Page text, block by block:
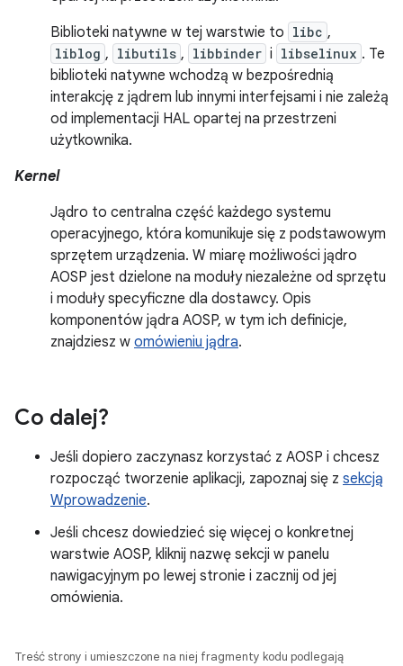
Biblioteki natywne w tej warstwie to libc ,
liblog , libutils , libbinder i libselinux . Te
biblioteki natywne wchodzą w bezpośrednią
interakcję z jądrem lub innymi interfejsami i nie zależą
od implementacji HAL opartej na przestrzeni
użytkownika.
Kernel
Jądro to centralna część każdego systemu
operacyjnego, która komunikuje się z podstawowym
sprzętem urządzenia. W miarę możliwości jądro
AOSP jest dzielone na moduły niezależne od sprzętu
i moduły specyficzne dla dostawcy. Opis
komponentów jądra AOSP, w tym ich definicje,
znajdziesz w omówieniu jądra.
Co dalej?
Jeśli dopiero zaczynasz korzystać z AOSP i chcesz
rozpocząć tworzenie aplikacji, zapoznaj się z sekcją
Wprowadzenie.
Jeśli chcesz dowiedzieć się więcej o konkretnej
warstwie AOSP, kliknij nazwę sekcji w panelu
nawigacyjnym po lewej stronie i zacznij od jej
omówienia.
Treść strony i umieszczone na niej fragmenty kodu podlegają